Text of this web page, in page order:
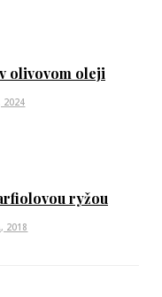
olivovom oleji
2024
ryžou
2018